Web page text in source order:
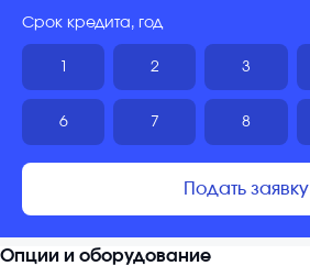
Срок кредита, год
2 3
6 7 8
Подать заявку
Опции и оборудование